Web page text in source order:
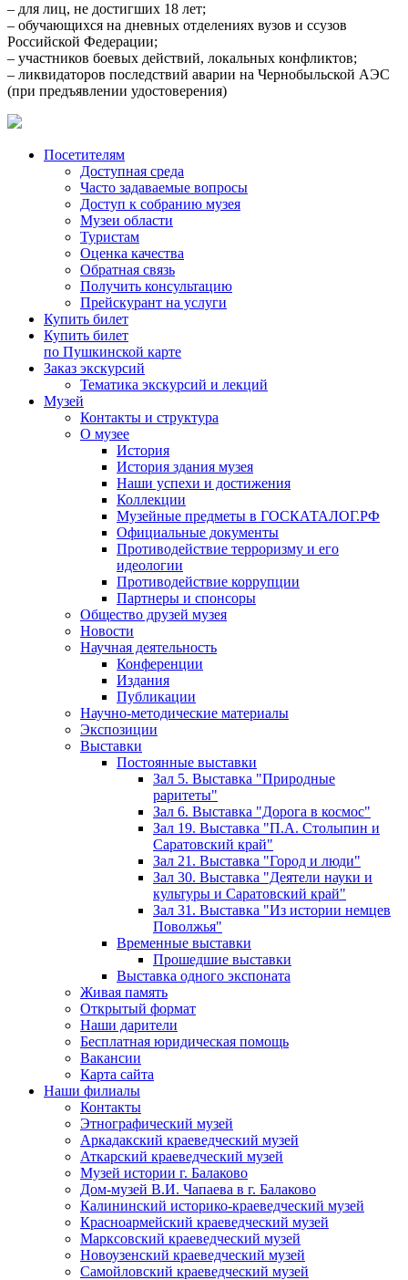
– для лиц, не достигших 18 лет;
– обучающихся на дневных отделениях вузов и ссузов
Российской Федерации;
– участников боевых действий, локальных конфликтов;
– ликвидаторов последствий аварии на Чернобыльской АЭС
(при предъявлении удостоверения)
Посетителям
Доступная среда
Часто задаваемые вопросы
Доступ к собранию музея
Музеи области
Туристам
Оценка качества
Обратная связь
Получить консультацию
Прейскурант на услуги
Купить билет
Купить билет
по Пушкинской карте
Заказ экскурсий
Тематика экскурсий и лекций
Музей
Контакты и структура
О музее
История
История здания музея
Наши успехи и достижения
Коллекции
Музейные предметы в ГОСКАТАЛОГ.РФ
Официальные документы
Противодействие терроризму и его
идеологии
Противодействие коррупции
Партнеры и спонсоры
Общество друзей музея
Новости
Научная деятельность
Конференции
Издания
Публикации
Научно-методические материалы
Экспозиции
Выставки
Постоянные выставки
Зал 5. Выставка "Природные
раритеты"
Зал 6. Выставка "Дорога в космос"
Зал 19. Выставка "П.А. Столыпин и
Саратовский край"
Зал 21. Выставка "Город и люди"
Зал 30. Выставка "Деятели науки и
культуры и Саратовский край"
Зал 31. Выставка "Из истории немцев
Поволжья"
Временные выставки
Прошедшие выставки
Выставка одного экспоната
Живая память
Открытый формат
Наши дарители
Бесплатная юридическая помощь
Вакансии
Карта сайта
Наши филиалы
Контакты
Этнографический музей
Аркадакский краеведческий музей
Аткарский краеведческий музей
Музей истории г. Балаково
Дом-музей В.И. Чапаева в г. Балаково
Калининский историко-краеведческий музей
Красноармейский краеведческий музей
Марксовский краеведческий музей
Новоузенский краеведческий музей
Самойловский краеведческий музей